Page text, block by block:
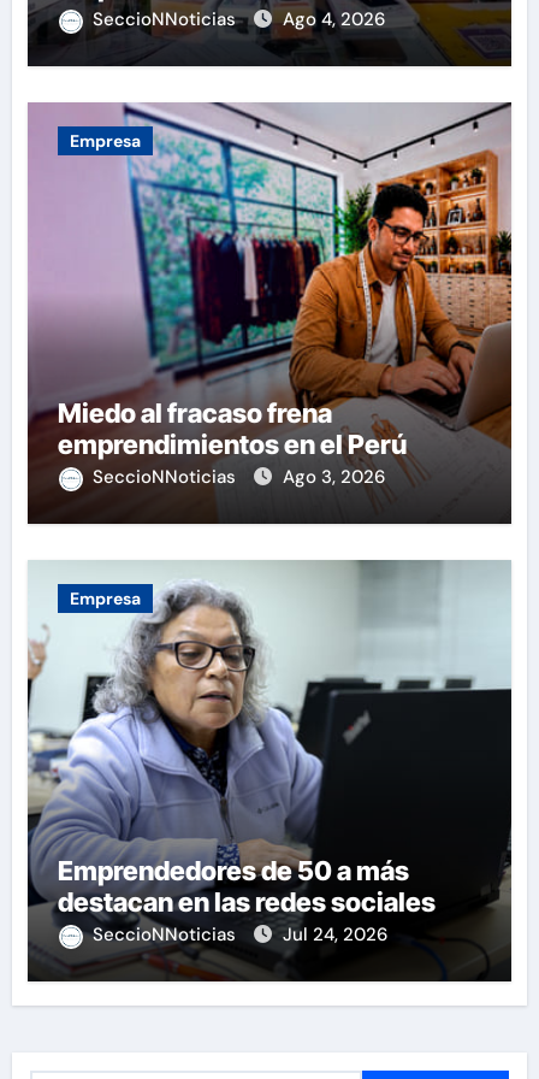
SeccioNNoticias Ago 4, 2026
Empresa
Miedo al fracaso frena
emprendimientos en el Perú
SeccioNNoticias Ago 3, 2026
Empresa
Emprendedores de 50 a más
destacan en las redes sociales
SeccioNNoticias Jul 24, 2026